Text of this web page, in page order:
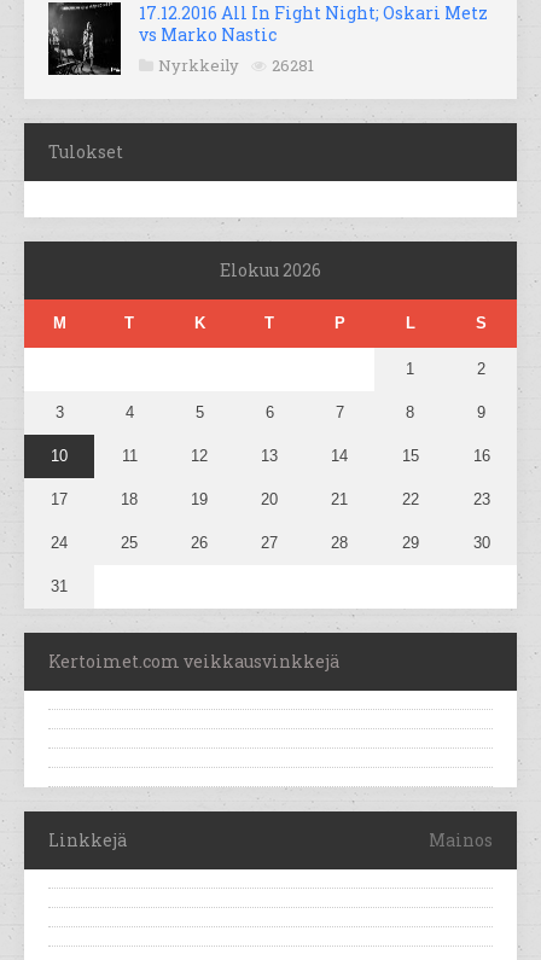
17.12.2016 All In Fight Night; Oskari Metz
vs Marko Nastic
Nyrkkeily 26281
Tulokset
Elokuu 2026
M T K T P L S
1 2
3 4 5 6 7 8 9
10 11 12 13 14 15 16
17 18 19 20 21 22 23
24 25 26 27 28 29 30
31
Kertoimet.com veikkausvinkkejä
Linkkejä Mainos